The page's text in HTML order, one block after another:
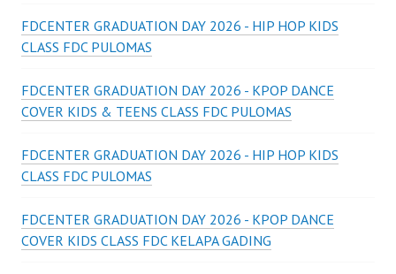
FDCENTER GRADUATION DAY 2026 - HIP HOP KIDS
CLASS FDC PULOMAS
FDCENTER GRADUATION DAY 2026 - KPOP DANCE
COVER KIDS & TEENS CLASS FDC PULOMAS
FDCENTER GRADUATION DAY 2026 - HIP HOP KIDS
CLASS FDC PULOMAS
FDCENTER GRADUATION DAY 2026 - KPOP DANCE
COVER KIDS CLASS FDC KELAPA GADING